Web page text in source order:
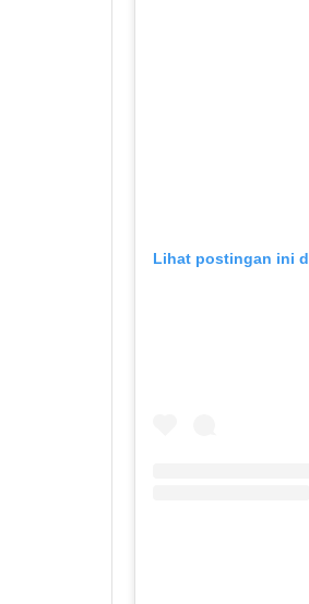
Lihat postingan ini